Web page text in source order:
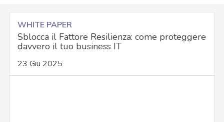
WHITE PAPER
Sblocca il Fattore Resilienza: come proteggere
davvero il tuo business IT
23 Giu 2025